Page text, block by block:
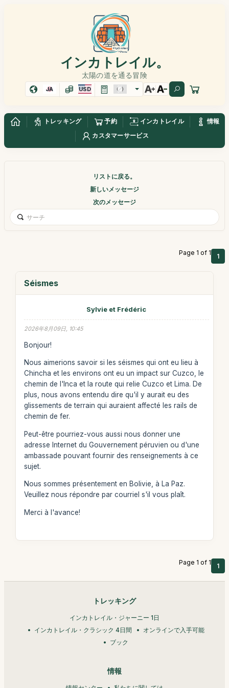
インカトレイル。
太陽の道を通る冒険
JA USD
トレッキング 予約 インカトレイル
情報
カスタマーサービス
リストに戻る。
新しいメッセージ
次のメッセージ
Page 1 of 1 1
Séismes
Sylvie et Frédéric
2026年8月09日, 10:45
Bonjour!
Nous aimerions savoir si les séismes qui ont eu lieu à
Chincha et les environs ont eu un impact sur Cuzco, le
chemin de l'Inca et la route qui relie Cuzco et Lima. De
plus, nous avons entendu dire qu'il y aurait eu des
glissements de terrain qui auraient affecté les rails de
chemin de fer.
Peut-être pourriez-vous aussi nous donner une
adresse Internet du Gouvernement péruvien ou d'une
ambassade pouvant fournir des renseignements à ce
sujet.
Nous sommes présentement en Bolivie, à La Paz.
Veuillez nous répondre par courriel s'il vous plaît.
Merci à l'avance!
Page 1 of 1 1
トレッキング
インカトレイル・ジャーニー 1日
インカトレイル・クラシック 4日間
オンラインで入手可能
ブック
情報